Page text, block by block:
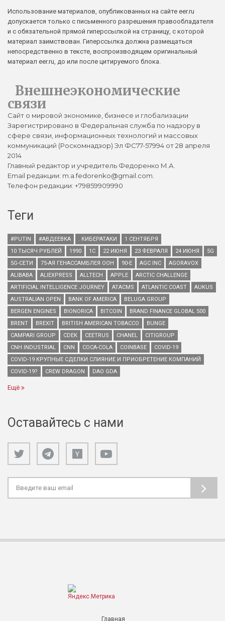
Использование материалов, опубликованных на сайте eer.ru
допускается только с письменного разрешения правообладателя
и с обязательной прямой гиперссылкой на страницу, с которой
материал заимствован. Гиперссылка должна размещаться
непосредственно в тексте, воспроизводящем оригинальный
материал eer.ru, до или после цитируемого блока.
Внешнеэкономические
связи
Сайт о мировой экономике, бизнесе и глобализации
Зарегистрировано в Федеральная служба по надзору в
сфере связи, информационных технологий и массовых
коммуникаций (Роскомнадзор) Эл ФС77-57994 от 28 апреля
2014
Главный редактор и учредитель Федоренко М.А.
Email редакции: m.a.fedorenko@gmail.com.
Телефон редакции: +79859909990
Теги
#PUTIN #АВДЕЕВКА . КИБЕРАТАКИ
1 СЕНТЯБРЯ
10 ТЫСЯЧ РУБЛЕЙ
1990 1С 22 ИЮНЯ 23 ФЕВРАЛЯ 24 ИЮНЯ
5G
5G-СЕТИ
75-АЯ ГЕНАССАМБЛЕЯ ООН 90-Е AGC INC
AGORAVOX
ALIBABA
ALIEXPRESS ALLTECH APPLE
ARCTIC CHALLENGE
ARTIFICIAL INTELLIGENCE JOURNEY
ATACMS ATLANTIC COAST
AUKUS
AUSTRALIAN OPEN
BANK OF AMERICA
BELUGA GROUP
BERGEN ENGINES
BIONORICA BITCOIN
BRAND FINANCE GLOBAL 500
BRENT
BREXIT BRITISH AMERICAN TOBACCO
BUNGE
CAMPARI GROUP
CDEK CEETRUS CHANEL
CITIGROUP
CNH INDUSTRIAL
CNN COCA-COLA COINBASE
COVID-19
COVID-19 КРУПНЫЕ СДЕЛКИ СЛИЯНИЕ И ПРИОБРЕТЕНИЕ КОМПАНИЙ
COVID-19?
CREW DRAGON DAO GDA
Ещё
Оставайтесь с нами
Главная